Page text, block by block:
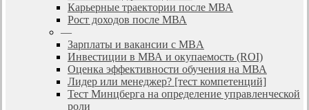
Карьерные траектории после МВА
Рост доходов после МВА
—
Зарплаты и вакансии с MBA
Инвестиции в МВА и окупаемость (ROI)
Оценка эффективности обучения на МВА
Лидер или менеджер? [тест компетенций]
Тест Минцберга на определение управленческой
роли